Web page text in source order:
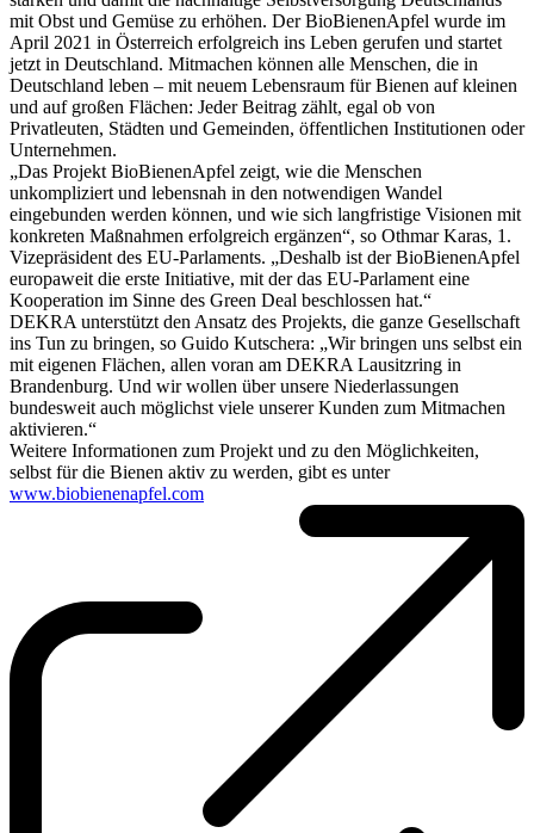
mit Obst und Gemüse zu erhöhen. Der BioBienenApfel wurde im
April 2021 in Österreich erfolgreich ins Leben gerufen und startet
jetzt in Deutschland. Mitmachen können alle Menschen, die in
Deutschland leben – mit neuem Lebensraum für Bienen auf kleinen
und auf großen Flächen: Jeder Beitrag zählt, egal ob von
Privatleuten, Städten und Gemeinden, öffentlichen Institutionen oder
Unternehmen.
„Das Projekt BioBienenApfel zeigt, wie die Menschen
unkompliziert und lebensnah in den notwendigen Wandel
eingebunden werden können, und wie sich langfristige Visionen mit
konkreten Maßnahmen erfolgreich ergänzen“, so Othmar Karas, 1.
Vizepräsident des EU-Parlaments. „Deshalb ist der BioBienenApfel
europaweit die erste Initiative, mit der das EU-Parlament eine
Kooperation im Sinne des Green Deal beschlossen hat.“
DEKRA unterstützt den Ansatz des Projekts, die ganze Gesellschaft
ins Tun zu bringen, so Guido Kutschera: „Wir bringen uns selbst ein
mit eigenen Flächen, allen voran am DEKRA Lausitzring in
Brandenburg. Und wir wollen über unsere Niederlassungen
bundesweit auch möglichst viele unserer Kunden zum Mitmachen
aktivieren.“
Weitere Informationen zum Projekt und zu den Möglichkeiten,
selbst für die Bienen aktiv zu werden, gibt es unter
www.biobienenapfel.com